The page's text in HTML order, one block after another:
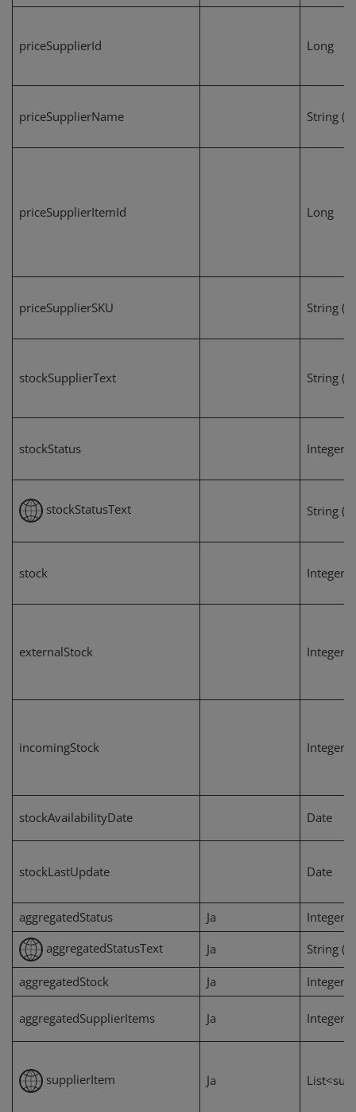
priceSupplierId Long
priceSupplierName String
priceSupplierItemId Long
priceSupplierSKU String
stockSupplierText String
stockStatus Integer
stockStatusText String
stock Integer
externalStock Integer
incomingStock Integer
stockAvailabilityDate Date
stockLastUpdate Date
aggregatedStatus Ja
Integer
aggregatedStatusText
Ja String
aggregatedStock Ja Integer
aggregatedSupplierItems Ja Integer
supplierItem Ja